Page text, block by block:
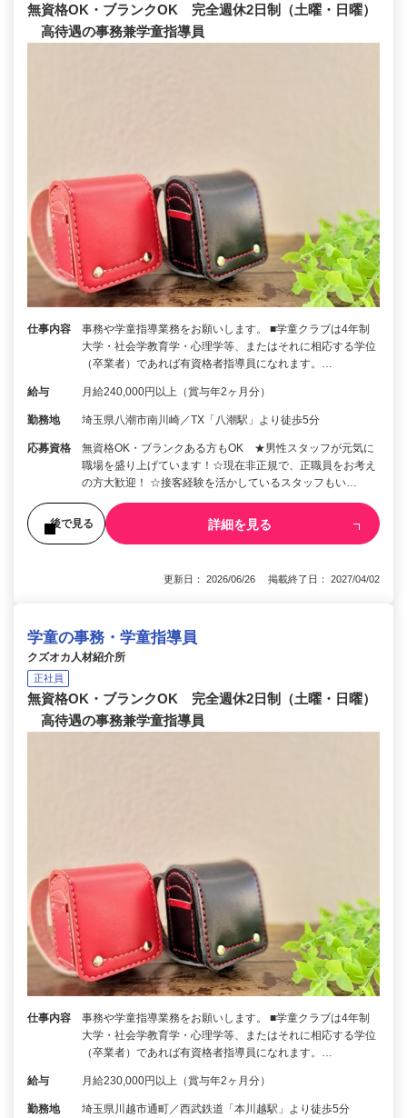
無資格OK・ブランクOK 完全週休2日制（土曜・日曜）
高待遇の事務兼学童指導員
仕事内容
事務や学童指導業務をお願いします。 ■学童クラブは4年制
大学・社会学教育学・心理学等、またはそれに相応する学位
（卒業者）であれば有資格者指導員になれます。…
給与 月給240,000円以上（賞与年2ヶ月分）
勤務地 埼玉県八潮市南川崎／TX「八潮駅」より徒歩5分
応募資格
無資格OK・ブランクある方もOK ★男性スタッフが元気に
職場を盛り上げています！☆現在非正規で、正職員をお考え
の方大歓迎！ ☆接客経験を活かしているスタッフもい…
後で見る 詳細を見る
更新日： 2026/06/26 掲載終了日： 2027/04/02
学童の事務・学童指導員
クズオカ人材紹介所
正社員
無資格OK・ブランクOK 完全週休2日制（土曜・日曜）
高待遇の事務兼学童指導員
仕事内容
事務や学童指導業務をお願いします。 ■学童クラブは4年制
大学・社会学教育学・心理学等、またはそれに相応する学位
（卒業者）であれば有資格者指導員になれます。…
給与 月給230,000円以上（賞与年2ヶ月分）
勤務地 埼玉県川越市通町／西武鉄道「本川越駅」より徒歩5分